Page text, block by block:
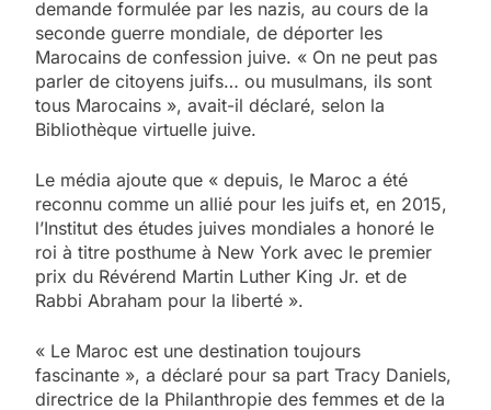
demande formulée par les nazis, au cours de la
seconde guerre mondiale, de déporter les
Marocains de confession juive. « On ne peut pas
parler de citoyens juifs… ou musulmans, ils sont
tous Marocains », avait-il déclaré, selon la
Bibliothèque virtuelle juive.
Le média ajoute que « depuis, le Maroc a été
reconnu comme un allié pour les juifs et, en 2015,
l’Institut des études juives mondiales a honoré le
roi à titre posthume à New York avec le premier
prix du Révérend Martin Luther King Jr. et de
Rabbi Abraham pour la liberté ».
« Le Maroc est une destination toujours
fascinante », a déclaré pour sa part Tracy Daniels,
directrice de la Philanthropie des femmes et de la